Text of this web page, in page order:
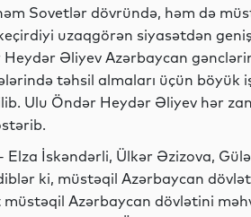
Sovetlər dövründə, həm də
uzaqgörən siyasətdən
Əliyev Azərbaycan
təhsil almaları üçün böyük
Ulu Öndər Heydər Əliyev hər
Elza İskəndərli, Ülkər Əzizova,
ki, müstəqil Azərbaycan
Azərbaycan dövlətini